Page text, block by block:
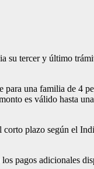
su tercer y último
una familia de 4
es válido hasta
corto plazo según el
pagos adicionales